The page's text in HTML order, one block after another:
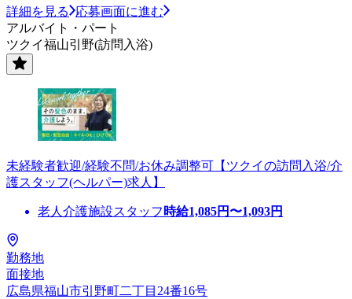
詳細を見る
応募画面に進む
アルバイト・パート
ツクイ福山引野(訪問入浴)
未経験者歓迎/経験不問/お休み調整可【ツクイの訪問入浴/介
護スタッフ(ヘルパー)求人】
老人介護施設スタッフ 時給1,085円〜1,093円
勤務地
面接地
広島県福山市引野町二丁目24番16号